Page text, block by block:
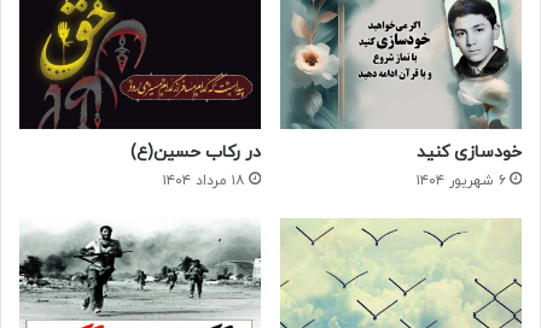
خودسازی کنید
۶ شهریور ۱۴۰۴
در رکاب حسین(ع)
۱۸ مرداد ۱۴۰۴